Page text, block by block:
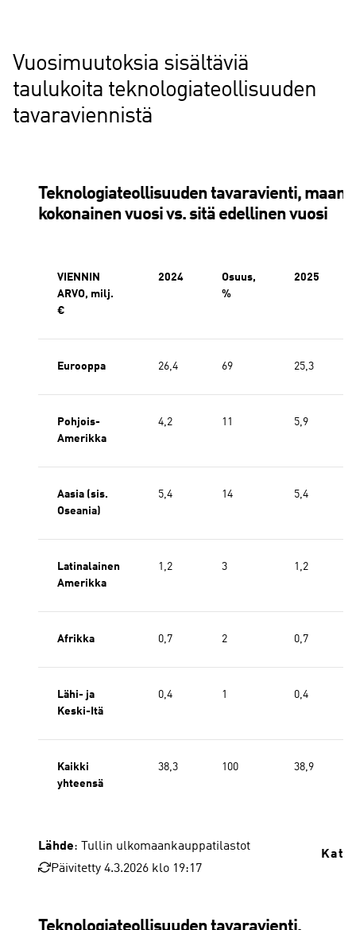
Vuosimuutoksia sisältäviä
taulukoita teknologiateollisuuden
tavaraviennistä
Teknologiateollisuuden tavaravienti,
kokonainen vuosi vs. sitä edellinen vuosi
VIENNIN
ARVO, milj.
€
2024
Osuus,
%
2025
Eurooppa 26,4 69 25,3
Pohjois-
Amerikka
4,2 11 5,9
Aasia (sis.
Oseania)
5,4 14 5,4
Latinalainen
Amerikka
1,2 3 1,2
Afrikka 0,7 2 0,7
Lähi- ja
Keski-Itä
0,4 1 0,4
Kaikki
yhteensä
38,3 100 38,9
Lähde: Tullin ulkomaankauppatilastot
Päivitetty 4.3.2026 klo 19:17
Teknologiateollisuuden tavaravienti,